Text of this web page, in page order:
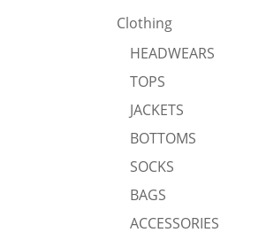
Clothing
HEADWEARS
TOPS
JACKETS
BOTTOMS
SOCKS
BAGS
ACCESSORIES